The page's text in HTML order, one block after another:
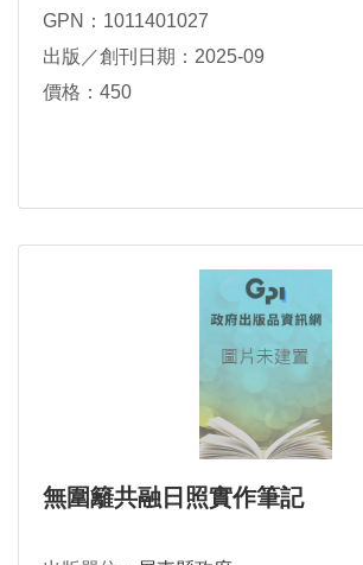
GPN：1011401027
出版／創刊日期：2025-09
價格：450
無圍籬共融日照實作筆記